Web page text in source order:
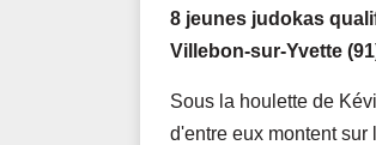
8 jeunes judokas
Villebon-sur-Yvette
Sous la houlette de
d'entre eux montent sur